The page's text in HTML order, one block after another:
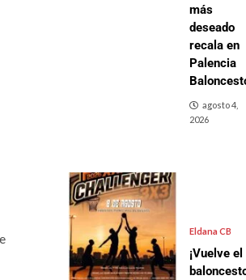
más
deseado
recala en
Palencia
agosto 4,
2026
Eldana CB
¡Vuelve el